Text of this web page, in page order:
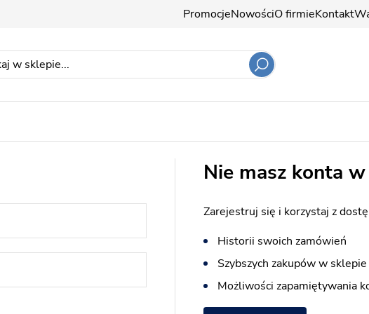
PromocjeNowościO firmieKontakt
Nie masz konta
Zarejestruj się i korzystaj z
Historii swoich zamówień
Szybszych zakupów w sklepie
Możliwości zapamiętywania